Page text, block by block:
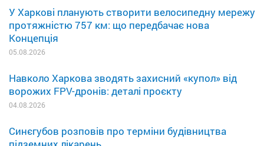
У Харкові планують створити велосипедну мережу
протяжністю 757 км: що передбачає нова
Концепція
05.08.2026
Навколо Харкова зводять захисний «купол» від
ворожих FPV-дронів: деталі проєкту
04.08.2026
Синєгубов розповів про терміни будівництва